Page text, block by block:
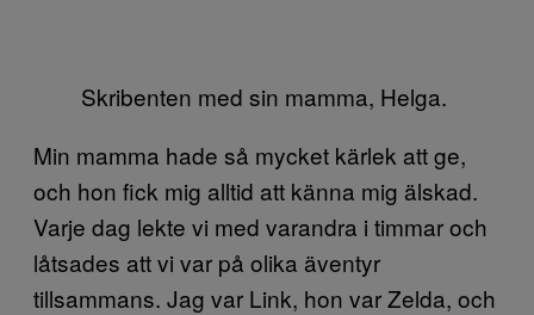
Skribenten med sin mamma, Helga.
Min mamma hade så mycket kärlek att ge,
och hon fick mig alltid att känna mig älskad.
Varje dag lekte vi med varandra i timmar och
låtsades att vi var på olika äventyr
tillsammans. Jag var Link, hon var Zelda, och